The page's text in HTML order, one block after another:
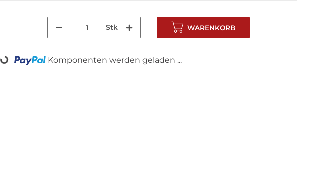
Stk WARENKORB
Loading... Komponenten werden geladen ...